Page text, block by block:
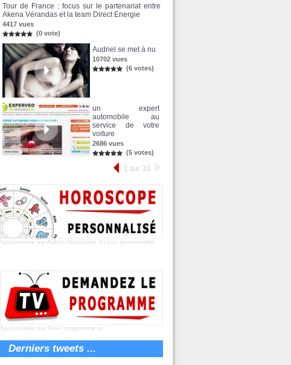
Tour de France : focus sur le partenariat entre
Akena Vérandas et la team Direct Energie
4417 vues
(0 vote)
Audriel se met à nu
10702 vues
(6 votes)
un expert
automobile au
service de votre
voiture
2686 vues
(5 votes)
1 sur 33
Sponsorisée par Astroo horoscope du jour personnalisé
Sponsorisée par Tele7 programme tv
Derniers tweets ...